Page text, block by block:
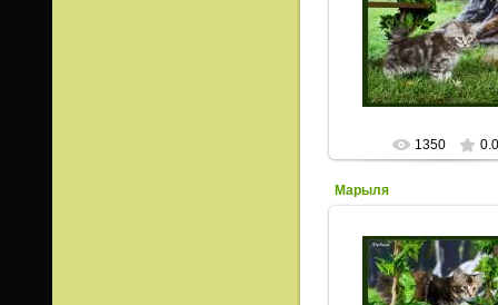
05.07.2013
ИрисКо
1350 0.0
Марыля
05.07.2013